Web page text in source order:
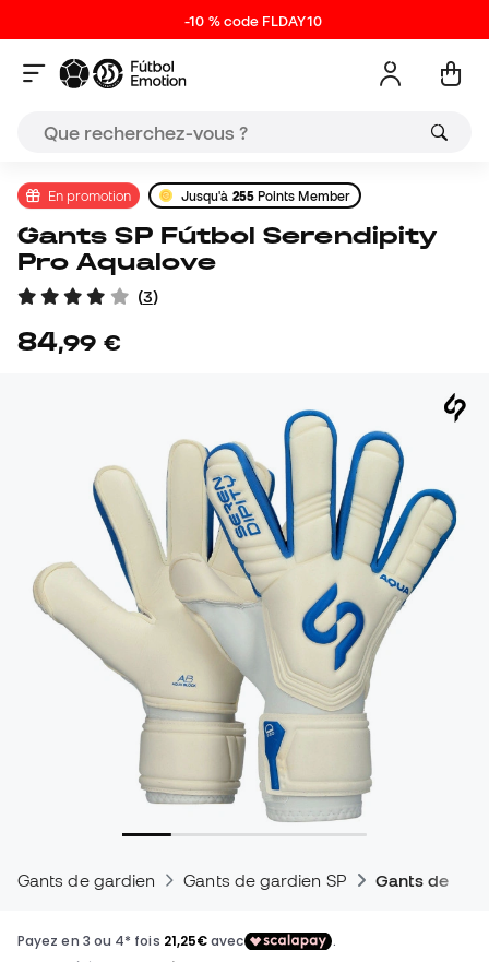
-10 % code FLDAY10
En promotion Jusqu'à 255Points Member
Gants SP Fútbol Serendipity
Pro Aqualove
(3)
84,99 €
Gants de gardien Gants de gardien SP Gants de